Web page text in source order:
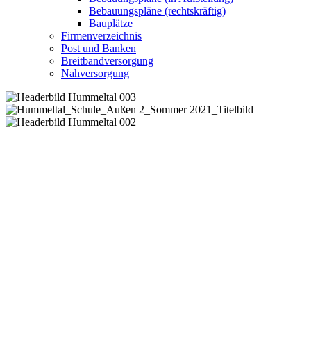
Bebauungspläne (rechtskräftig)
Bauplätze
Firmenverzeichnis
Post und Banken
Breitbandversorgung
Nahversorgung